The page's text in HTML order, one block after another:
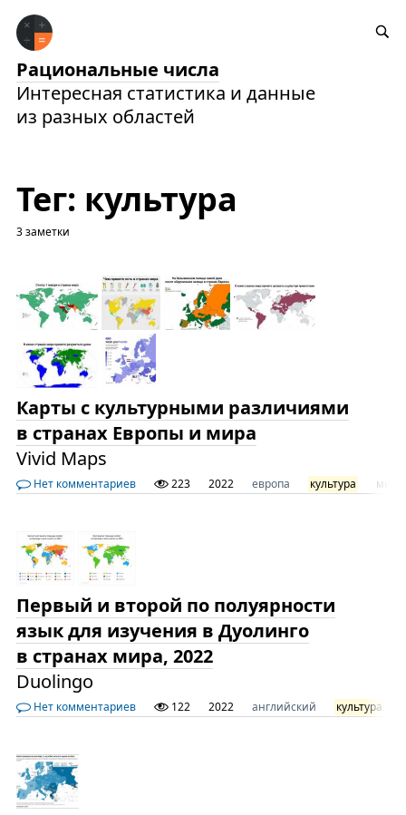
Рациональные числа
Интересная статистика и данные
из разных областей
Тег: культура
3 заметки
Карты с культурными различиями
в странах Европы и мира
Vivid Maps
Нет комментариев 223 2022 европа культура мир
Первый и второй по полуярности
язык для изучения в Дуолинго
в странах мира, 2022
Duolingo
Нет комментариев 122 2022 английский культура